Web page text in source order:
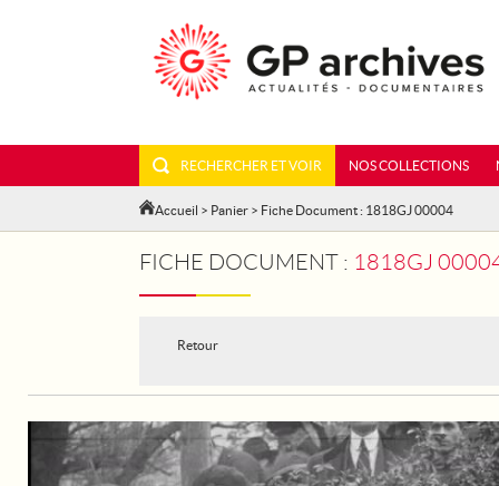
RECHERCHER ET VOIR NOS COLLECTIONS
Accueil > Panier > Fiche Document : 1818GJ 00004
FICHE DOCUMENT : 1818GJ 00004 - LE
Retour